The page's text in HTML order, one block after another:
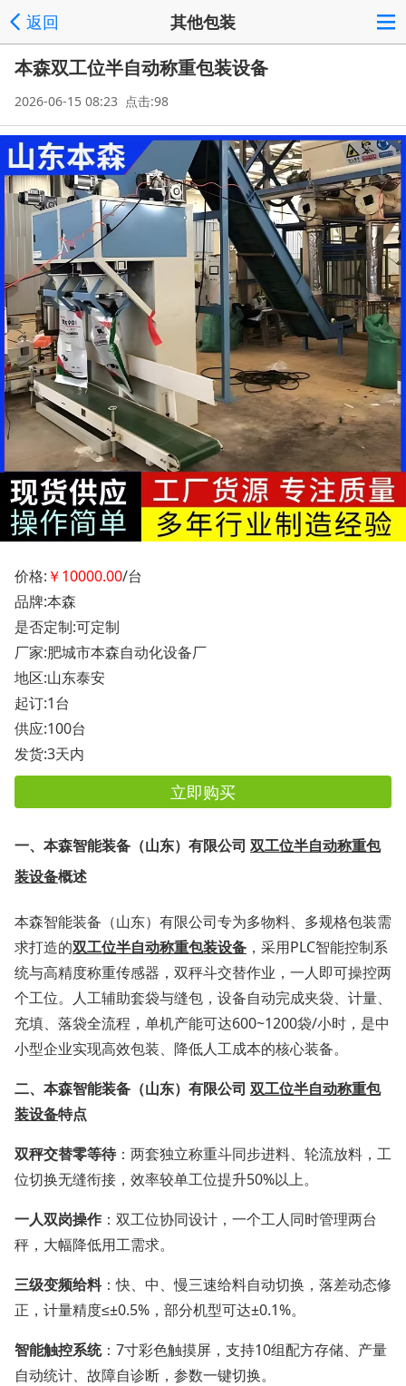
返回 其他包装
本森双工位半自动称重包装设备
2026-06-15 08:23 点击:98
价格: ￥10000.00/台
品牌:本森
是否定制:可定制
厂家:肥城市本森自动化设备厂
地区:山东泰安
起订:1台
供应:100台
发货:3天内
立即购买
一、 本森智能装备（山东）有限公司 双工位半自动称重包
装设备概述
本森智能装备（山东）有限公司专为多物料、多规格包装需
求打造的双工位半自动称重包装设备 ，采用PLC智能控制系
统与高精度称重传感器，双秤斗交替作业，一人即可操控两
个工位。人工辅助套袋与缝包，设备自动完成夹袋、计量、
充填、落袋全流程，单机产能可达600~1200袋/小时，是中
小型企业实现高效包装、降低人工成本的核心装备。
二、 本森智能装备（山东）有限公司 双工位半自动称重包
装设备特点
双秤交替零等待：两套独立称重斗同步进料、轮流放料，工
位切换无缝衔接，效率较单工位提升50%以上。
一人双岗操作 ：双工位协同设计，一个工人同时管理两台
秤，大幅降低用工需求。
三级变频给料：快、中、慢三速给料自动切换，落差动态修
正，计量精度≤±0.5%，部分机型可达±0.1%。
智能触控系统：7寸彩色触摸屏，支持10组配方存储、产量
自动统计、故障自诊断，参数一键切换。